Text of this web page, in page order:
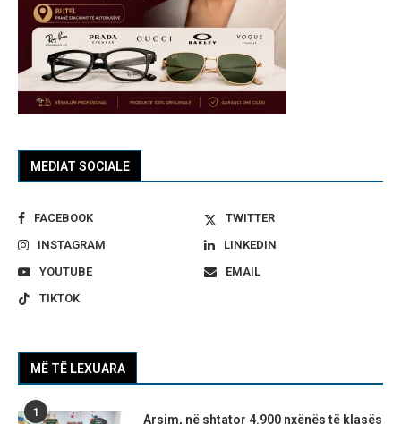
MEDIAT SOCIALE
FACEBOOK
TWITTER
INSTAGRAM
LINKEDIN
YOUTUBE
EMAIL
TIKTOK
MË TË LEXUARA
1
Arsim, në shtator 4.900 nxënës të klasës